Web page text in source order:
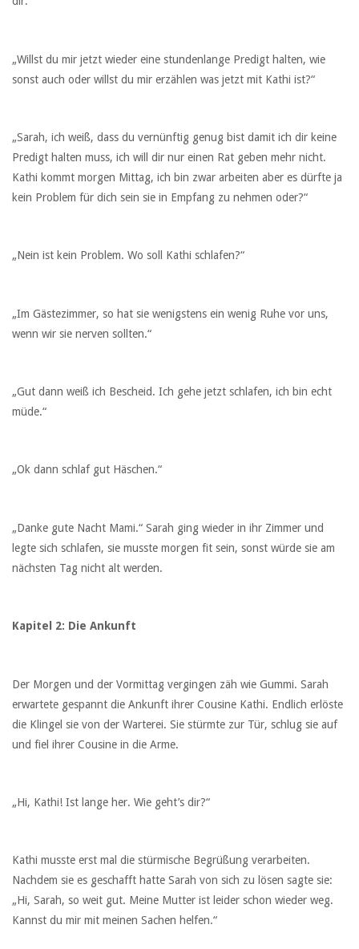
„Willst du mir jetzt wieder eine stundenlange Predigt halten, wie
sonst auch oder willst du mir erzählen was jetzt mit Kathi ist?“
„Sarah, ich weiß, dass du vernünftig genug bist damit ich dir keine
Predigt halten muss, ich will dir nur einen Rat geben mehr nicht.
Kathi kommt morgen Mittag, ich bin zwar arbeiten aber es dürfte ja
kein Problem für dich sein sie in Empfang zu nehmen oder?“
„Nein ist kein Problem. Wo soll Kathi schlafen?“
„Im Gästezimmer, so hat sie wenigstens ein wenig Ruhe vor uns,
wenn wir sie nerven sollten.“
„Gut dann weiß ich Bescheid. Ich gehe jetzt schlafen, ich bin echt
müde.“
„Ok dann schlaf gut Häschen.“
„Danke gute Nacht Mami.“ Sarah ging wieder in ihr Zimmer und
legte sich schlafen, sie musste morgen fit sein, sonst würde sie am
nächsten Tag nicht alt werden.
Kapitel 2: Die Ankunft
Der Morgen und der Vormittag vergingen zäh wie Gummi. Sarah
erwartete gespannt die Ankunft ihrer Cousine Kathi. Endlich erlöste
die Klingel sie von der Warterei. Sie stürmte zur Tür, schlug sie auf
und fiel ihrer Cousine in die Arme.
„Hi, Kathi! Ist lange her. Wie geht’s dir?“
Kathi musste erst mal die stürmische Begrüßung verarbeiten.
Nachdem sie es geschafft hatte Sarah von sich zu lösen sagte sie:
„Hi, Sarah, so weit gut. Meine Mutter ist leider schon wieder weg.
Kannst du mir mit meinen Sachen helfen.“